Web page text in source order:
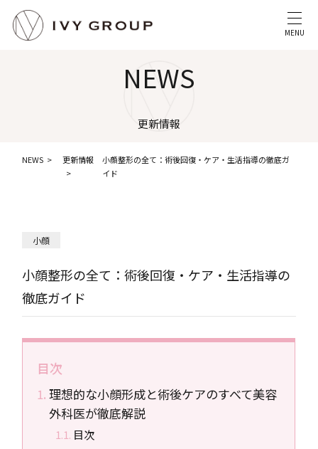
MENU
NEWS
更新情報
NEWS 更新情報
小顔整形の全て：術後回復・ケア・生活指導の徹底ガ
イド
小顔
小顔整形の全て：術後回復・ケア・生活指導の
徹底ガイド
目次
理想的な小顔形成と術後ケアのすべて――美容
外科医が徹底解説
目次